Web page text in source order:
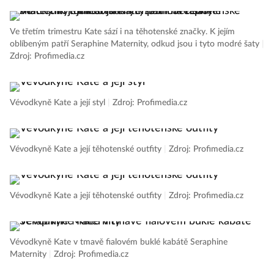
Ve třetím trimestru Kate sází i na těhotenské značky. K jejím
oblíbeným patří Seraphine Maternity, odkud jsou i tyto modré šaty
Zdroj: Profimedia.cz
Vévodkyně Kate a její styl Zdroj: Profimedia.cz
Vévodkyně Kate a její těhotenské outfity Zdroj: Profimedia.cz
Vévodkyně Kate a její těhotenské outfity Zdroj: Profimedia.cz
Vévodkyně Kate v tmavě fialovém buklé kabátě Seraphine
Maternity
Zdroj: Profimedia.cz